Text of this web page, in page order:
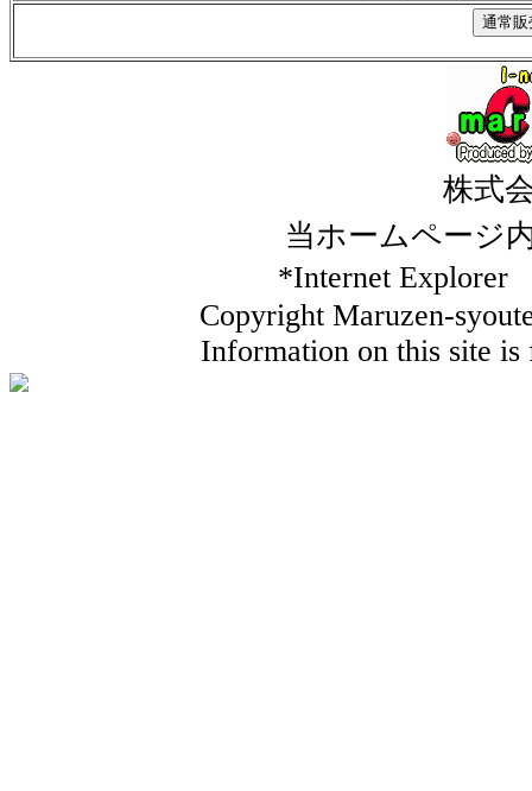
株式
当ホームページ
*Internet
Copyright Maruzen-
Information on this site is